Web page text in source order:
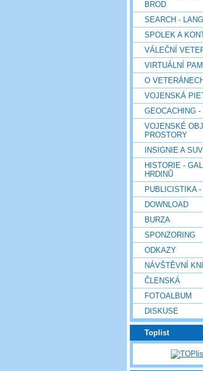
BROD
SEARCH -
SPOLEK A
VÁLEČNÍ
VIRTUÁLNÍ
O
VOJENSKÁ
GEOCACHING
VOJENSKÉ
PROSTORY
INSIGNIE A
HISTORIE -
HRDINŮ
PUBLICISTIKA
DOWNLOAD
BURZA
SPONZORING
ODKAZY
NÁVŠTĚVNÍ
ČLENSKÁ
FOTOALBUM
DISKUSE
Toplist